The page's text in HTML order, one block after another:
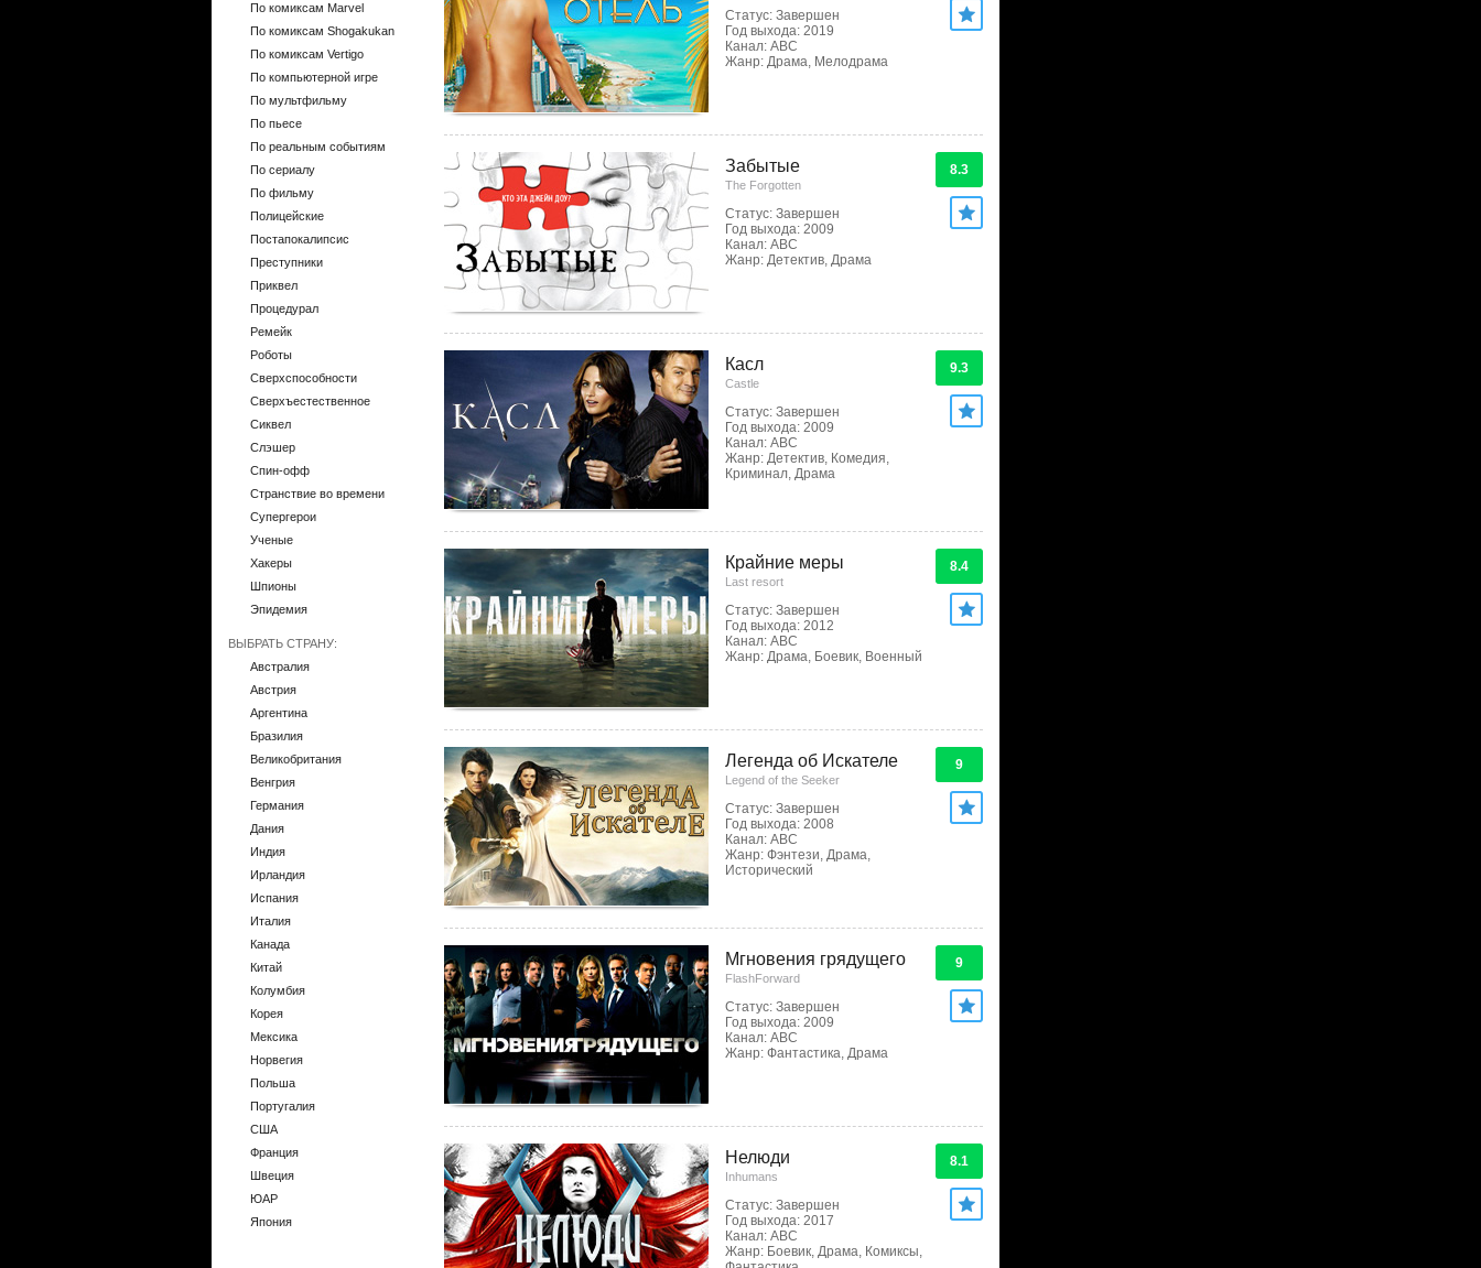
По комиксам Marvel
По комиксам Shogakukan
По комиксам Vertigo
По компьютерной игре
По мультфильму
По пьесе
По реальным событиям
По сериалу
По фильму
Полицейские
Постапокалипсис
Преступники
Приквел
Процедурал
Ремейк
Роботы
Сверхспособности
Сверхъестественное
Сиквел
Слэшер
Спин-офф
Странствие во времени
Супергерои
Ученые
Хакеры
Шпионы
Эпидемия
ВЫБРАТЬ СТРАНУ:
Австралия
Австрия
Аргентина
Бразилия
Великобритания
Венгрия
Германия
Дания
Индия
Ирландия
Испания
Италия
Канада
Китай
Колумбия
Корея
Мексика
Норвегия
Польша
Португалия
США
Франция
Швеция
ЮАР
Япония
Статус: Завершен
Год выхода: 2019
Канал: ABC
Жанр: Драма, Мелодрама
Забытые
The Forgotten
Статус: Завершен
Год выхода: 2009
Канал: ABC
Жанр: Детектив, Драма
8.3
Касл
Castle
Статус: Завершен
Год выхода: 2009
Канал: ABC
Жанр: Детектив, Комедия,
Криминал, Драма
9.3
Крайние меры
Last resort
Статус: Завершен
Год выхода: 2012
Канал: ABC
Жанр: Драма, Боевик, Военный
8.4
Легенда об Искателе
Legend of the Seeker
Статус: Завершен
Год выхода: 2008
Канал: ABC
Жанр: Фэнтези, Драма,
Исторический
9
Мгновения грядущего
FlashForward
Статус: Завершен
Год выхода: 2009
Канал: ABC
Жанр: Фантастика, Драма
9
Нелюди
Inhumans
Статус: Завершен
Год выхода: 2017
Канал: ABC
Жанр: Боевик, Драма, Комиксы,
8.1